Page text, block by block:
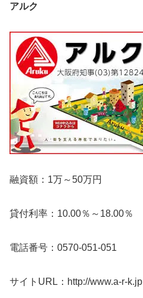
アルク
融資額：1万～50万円
貸付利率：10.00％～18.00％
電話番号：0570-051-051
サイトURL：http://www.a-r-k.jp